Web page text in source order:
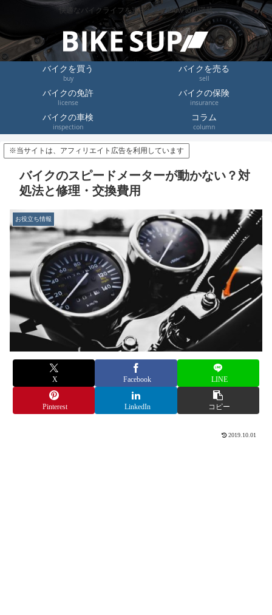
快適なバイクライフを送るためのHow toが満載
バイクを買う
buy
バイクを売る
sell
バイクの免許
license
バイクの保険
insurance
バイクの車検
inspection
コラム
column
※当サイトは、アフィリエイト広告を利用しています
バイクのスピードメーターが動かない？対
処法と修理・交換費用
お役立ち情報
X Facebook LINE
Pinterest LinkedIn コピー
2019.10.01